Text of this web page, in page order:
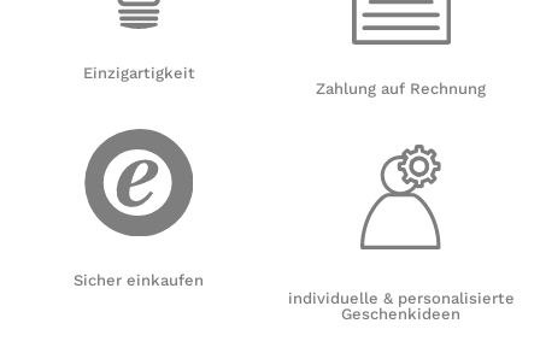
Einzigartigkeit
Sicher einkaufen
Zahlung auf Rechnung
individuelle & personalisierte
Geschenkideen